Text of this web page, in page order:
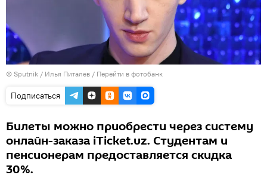
© Sputnik / Илья Питалев / Перейти в фотобанк
Подписаться
Билеты можно приобрести через систему
онлайн-заказа iTicket.uz. Студентам и
пенсионерам предоставляется скидка
30%.